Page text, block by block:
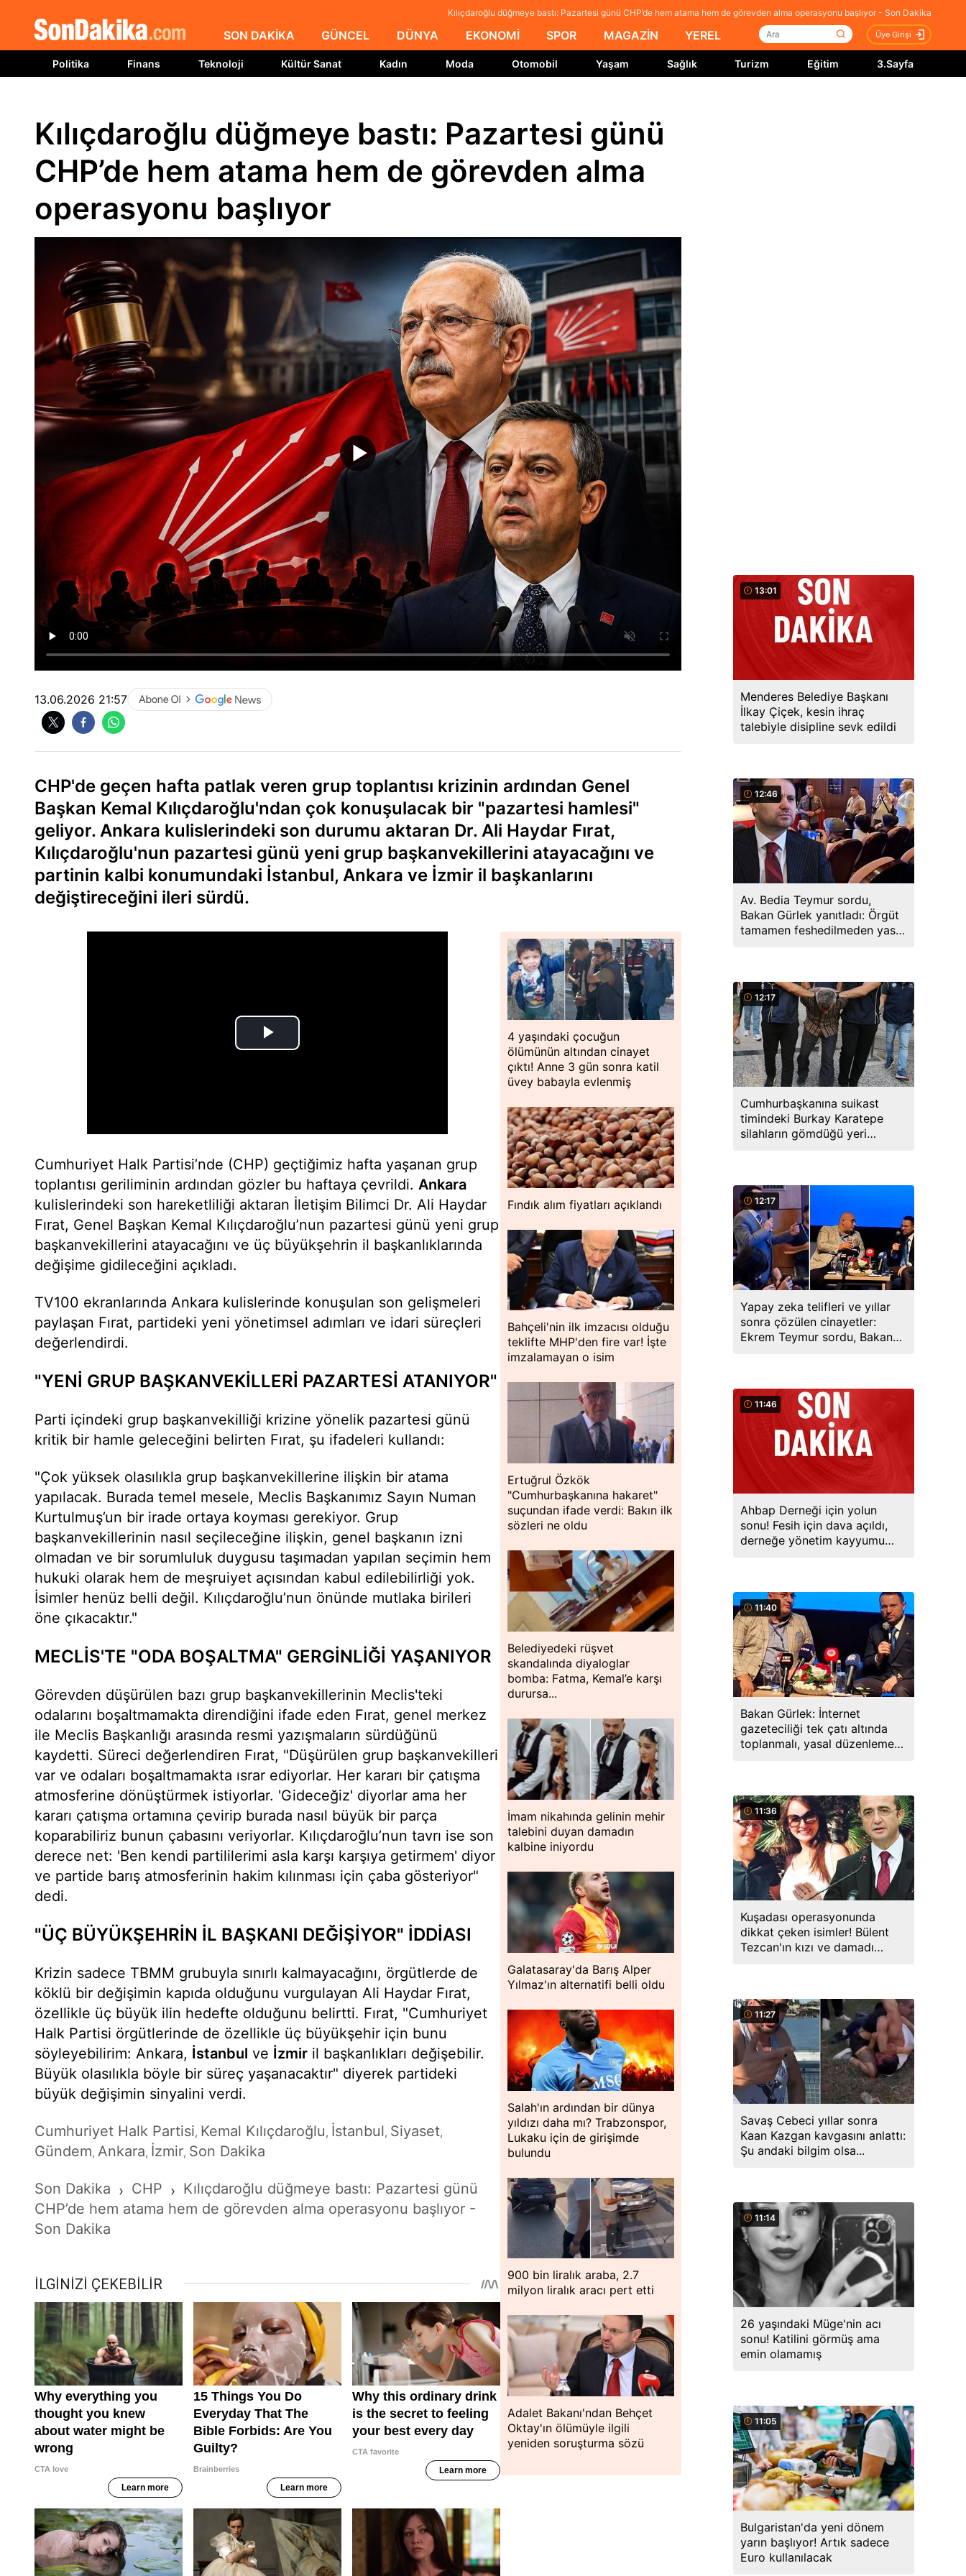
Kılıçdaroğlu düğmeye bastı: Pazartesi günü CHP’de hem atama hem de görevden alma operasyonu başlıyor - Son Dakika
SON DAKİKA GÜNCEL DÜNYA EKONOMİ SPOR MAGAZİN YEREL Üye Girişi
Politika Finans Teknoloji Kültür Sanat Kadın Moda Otomobil Yaşam Sağlık Turizm Eğitim 3.Sayfa
Kılıçdaroğlu düğmeye bastı: Pazartesi günü
CHP’de hem atama hem de görevden alma
operasyonu başlıyor
13.06.2026 21:57
CHP'de geçen hafta patlak veren grup toplantısı krizinin ardından Genel
Başkan Kemal Kılıçdaroğlu'ndan çok konuşulacak bir "pazartesi hamlesi"
geliyor. Ankara kulislerindeki son durumu aktaran Dr. Ali Haydar Fırat,
Kılıçdaroğlu'nun pazartesi günü yeni grup başkanvekillerini atayacağını ve
partinin kalbi konumundaki İstanbul, Ankara ve İzmir il başkanlarını
değiştireceğini ileri sürdü.
Cumhuriyet Halk Partisi’nde (CHP) geçtiğimiz hafta yaşanan grup
toplantısı geriliminin ardından gözler bu haftaya çevrildi. Ankara
kulislerindeki son hareketliliği aktaran İletişim Bilimci Dr. Ali Haydar
Fırat, Genel Başkan Kemal Kılıçdaroğlu’nun pazartesi günü yeni grup
başkanvekillerini atayacağını ve üç büyükşehrin il başkanlıklarında
değişime gidileceğini açıkladı.
TV100 ekranlarında Ankara kulislerinde konuşulan son gelişmeleri
paylaşan Fırat, partideki yeni yönetimsel adımları ve idari süreçleri
değerlendirdi.
"YENİ GRUP BAŞKANVEKİLLERİ PAZARTESİ ATANIYOR"
Parti içindeki grup başkanvekilliği krizine yönelik pazartesi günü
kritik bir hamle geleceğini belirten Fırat, şu ifadeleri kullandı:
"Çok yüksek olasılıkla grup başkanvekillerine ilişkin bir atama
yapılacak. Burada temel mesele, Meclis Başkanımız Sayın Numan
Kurtulmuş’un bir irade ortaya koyması gerekiyor. Grup
başkanvekillerinin nasıl seçileceğine ilişkin, genel başkanın izni
olmadan ve bir sorumluluk duygusu taşımadan yapılan seçimin hem
hukuki olarak hem de meşruiyet açısından kabul edilebilirliği yok.
İsimler henüz belli değil. Kılıçdaroğlu’nun önünde mutlaka birileri
öne çıkacaktır."
MECLİS'TE "ODA BOŞALTMA" GERGİNLİĞİ YAŞANIYOR
Görevden düşürülen bazı grup başkanvekillerinin Meclis'teki
odalarını boşaltmamakta direndiğini ifade eden Fırat, genel merkez
ile Meclis Başkanlığı arasında resmi yazışmaların sürdüğünü
kaydetti. Süreci değerlendiren Fırat, "Düşürülen grup başkanvekilleri
var ve odaları boşaltmamakta ısrar ediyorlar. Her kararı bir çatışma
atmosferine dönüştürmek istiyorlar. 'Gideceğiz' diyorlar ama her
kararı çatışma ortamına çevirip burada nasıl büyük bir parça
koparabiliriz bunun çabasını veriyorlar. Kılıçdaroğlu’nun tavrı ise son
derece net: 'Ben kendi partililerimi asla karşı karşıya getirmem' diyor
ve partide barış atmosferinin hakim kılınması için çaba gösteriyor"
dedi.
"ÜÇ BÜYÜKŞEHRİN İL BAŞKANI DEĞİŞİYOR" İDDİASI
Krizin sadece TBMM grubuyla sınırlı kalmayacağını, örgütlerde de
köklü bir değişimin kapıda olduğunu vurgulayan Ali Haydar Fırat,
özellikle üç büyük ilin hedefte olduğunu belirtti. Fırat, "Cumhuriyet
Halk Partisi örgütlerinde de özellikle üç büyükşehir için bunu
söyleyebilirim: Ankara, İstanbul ve İzmir il başkanlıkları değişebilir.
Büyük olasılıkla böyle bir süreç yaşanacaktır" diyerek partideki
büyük değişimin sinyalini verdi.
Cumhuriyet Halk Partisi, Kemal Kılıçdaroğlu, İstanbul, Siyaset,
Gündem, Ankara, İzmir, Son Dakika
Son Dakika › CHP › Kılıçdaroğlu düğmeye bastı: Pazartesi günü
CHP’de hem atama hem de görevden alma operasyonu başlıyor -
Son Dakika
4 yaşındaki çocuğun
ölümünün altından cinayet
çıktı! Anne 3 gün sonra katil
üvey babayla evlenmiş
Fındık alım fiyatları açıklandı
Bahçeli'nin ilk imzacısı olduğu
teklifte MHP'den fire var! İşte
imzalamayan o isim
Ertuğrul Özkök
"Cumhurbaşkanına hakaret"
suçundan ifade verdi: Bakın ilk
sözleri ne oldu
Belediyedeki rüşvet
skandalında diyaloglar
bomba: Fatma, Kemal’e karşı
durursa...
İmam nikahında gelinin mehir
talebini duyan damadın
kalbine iniyordu
Galatasaray'da Barış Alper
Yılmaz'ın alternatifi belli oldu
Salah'ın ardından bir dünya
yıldızı daha mı? Trabzonspor,
Lukaku için de girişimde
bulundu
900 bin liralık araba, 2.7
milyon liralık aracı pert etti
Adalet Bakanı'ndan Behçet
Oktay'ın ölümüyle ilgili
yeniden soruşturma sözü
13:01
Menderes Belediye Başkanı
İlkay Çiçek, kesin ihraç
talebiyle disipline sevk edildi
12:46
Av. Bedia Teymur sordu,
Bakan Gürlek yanıtladı: Örgüt
tamamen feshedilmeden yasa
12:17
Cumhurbaşkanına suikast
timindeki Burkay Karatepe
silahların gömdüğü yeri
12:17
Yapay zeka telifleri ve yıllar
sonra çözülen cinayetler:
Ekrem Teymur sordu, Bakan
11:46
Ahbap Derneği için yolun
sonu! Fesih için dava açıldı,
derneğe yönetim kayyumu
11:40
Bakan Gürlek: İnternet
gazeteciliği tek çatı altında
toplanmalı, yasal düzenlemeye
11:36
Kuşadası operasyonunda
dikkat çeken isimler! Bülent
Tezcan'ın kızı ve damadı
11:27
Savaş Cebeci yıllar sonra
Kaan Kazgan kavgasını anlattı:
Şu andaki bilgim olsa...
11:14
26 yaşındaki Müge'nin acı
sonu! Katilini görmüş ama
emin olamamış
11:05
Bulgaristan'da yeni dönem
yarın başlıyor! Artık sadece
Euro kullanılacak